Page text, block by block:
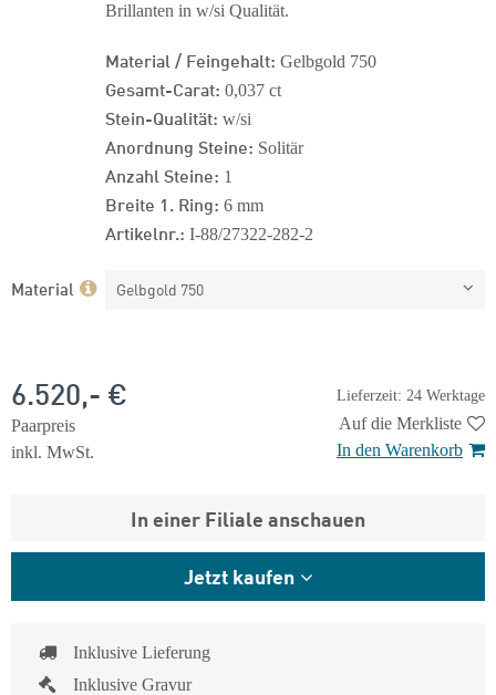
Brillanten in w/si Qualität.
Material / Feingehalt: Gelbgold 750
Gesamt-Carat: 0,037 ct
Stein-Qualität: w/si
Anordnung Steine: Solitär
Anzahl Steine: 1
Breite 1. Ring: 6 mm
Artikelnr.: I-88/27322-282-2
Material Gelbgold 750
Lieferzeit: 24 Werktage
6.520,- €
Paarpreis
inkl. MwSt.
Auf die Merkliste
In den Warenkorb
In einer Filiale anschauen
Jetzt kaufen
Inklusive Lieferung
Inklusive Gravur